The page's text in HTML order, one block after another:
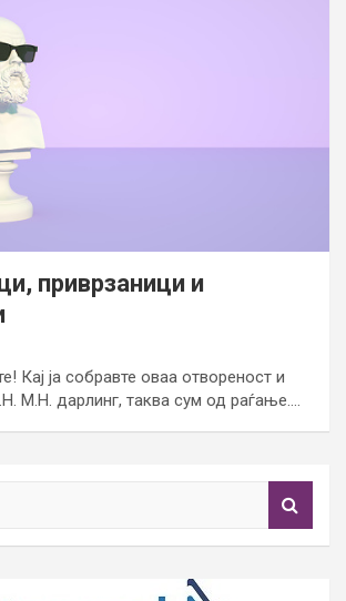
приврзаници и
Кај ја собравте оваа отвореност и
М.Н. дарлинг, таква сум од раѓање.…